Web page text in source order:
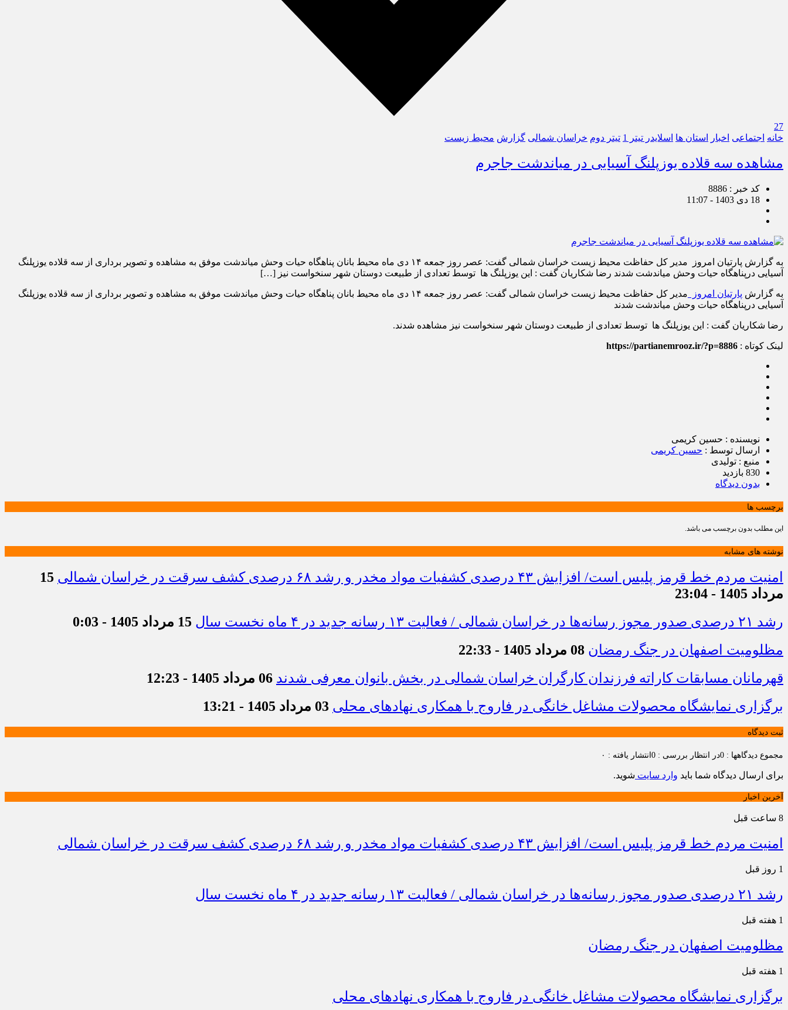
27
خانه اجتماعی اخبار استان ها اسلایدر تیتر 1 تیتر دوم خراسان شمالی گزارش محیط زیست
مشاهده سه قلاده یوزپلنگ آسیایی در میاندشت جاجرم
کد خبر : 8886
18 دی 1403 - 11:07
به گزارش پارتیان امروز مدیر کل حفاظت محیط زیست خراسان شمالی گفت: عصر روز جمعه ۱۴ دی ماه محیط بانان پناهگاه حیات وحش میاندشت موفق به مشاهده و تصویر برداری از سه قلاده یوزپلنگ
آسیایی درپناهگاه حیات وحش میاندشت شدند رضا شکاریان گفت : این یوزپلنگ ها توسط تعدادی از طبیعت دوستان شهر سنخواست نیز […]
به گزارش پارتیان امروز
مدیر کل حفاظت محیط زیست خراسان شمالی گفت: عصر روز جمعه ۱۴ دی ماه محیط بانان پناهگاه حیات وحش میاندشت موفق به مشاهده و تصویر برداری از سه قلاده یوزپلنگ
آسیایی درپناهگاه حیات وحش میاندشت شدند
رضا شکاریان گفت : این یوزپلنگ ها توسط تعدادی از طبیعت دوستان شهر سنخواست نیز مشاهده شدند.
لینک کوتاه : https://partianemrooz.ir/?p=8886
نویسنده : حسین کریمی
ارسال توسط : حسین کریمی
منبع : تولیدی
830 بازدید
بدون دیدگاه
برچسب ها
این مطلب بدون برچسب می باشد.
نوشته های مشابه
امنیت مردم خط قرمز پلیس است/ افزایش ۴۳ درصدی کشفیات مواد مخدر و رشد ۶۸ درصدی کشف سرقت در خراسان شمالی
15
مرداد 1405 - 23:04
رشد ۲۱ درصدی صدور مجوز رسانه‌ها در خراسان شمالی / فعالیت ۱۳ رسانه جدید در ۴ ماه نخست سال
15 مرداد 1405 - 0:03
مظلومیت اصفهان در جنگ رمضان 08 مرداد 1405 - 22:33
قهرمانان مسابقات کاراته فرزندان کارگران خراسان شمالی در بخش بانوان معرفی شدند 06 مرداد 1405 - 12:23
برگزاری نمایشگاه محصولات مشاغل خانگی در فاروج با همکاری نهادهای محلی 03 مرداد 1405 - 13:21
ثبت دیدگاه
مجموع دیدگاهها : 0 در انتظار بررسی : 0 انتشار یافته : ۰
برای ارسال دیدگاه شما باید وارد سایت شوید.
آخرین اخبار
8 ساعت قبل
امنیت مردم خط قرمز پلیس است/ افزایش ۴۳ درصدی کشفیات مواد مخدر و رشد ۶۸ درصدی کشف سرقت در خراسان شمالی
1 روز قبل
رشد ۲۱ درصدی صدور مجوز رسانه‌ها در خراسان شمالی / فعالیت ۱۳ رسانه جدید در ۴ ماه نخست سال
1 هفته قبل
مظلومیت اصفهان در جنگ رمضان
1 هفته قبل
برگزاری نمایشگاه محصولات مشاغل خانگی در فاروج با همکاری نهادهای محلی